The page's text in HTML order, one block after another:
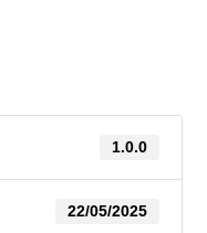
1.0.0
22/05/2025